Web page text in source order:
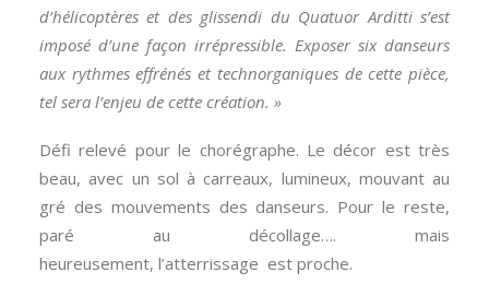
d’hélicoptères et des glissendi du Quatuor Arditti s’est
imposé d’une façon irrépressible. Exposer six danseurs
aux rythmes effrénés et technorganiques de cette pièce,
tel sera l’enjeu de cette création. »
Défi relevé pour le chorégraphe. Le décor est très
beau, avec un sol à carreaux, lumineux, mouvant au
gré des mouvements des danseurs. Pour le reste,
paré au décollage…. mais
heureusement, l’atterrissage est proche.